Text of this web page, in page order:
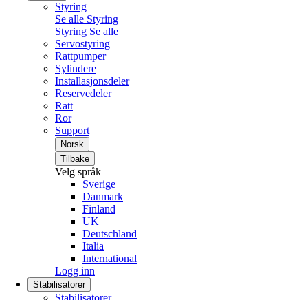
Styring
Se alle Styring
Styring Se alle
Servostyring
Rattpumper
Sylindere
Installasjonsdeler
Reservedeler
Ratt
Ror
Support
Norsk
Tilbake
Velg språk
Sverige
Danmark
Finland
UK
Deutschland
Italia
International
Logg inn
Stabilisatorer
Stabilisatorer